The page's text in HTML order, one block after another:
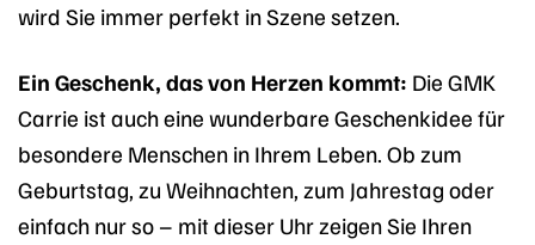
wird Sie immer perfekt in Szene setzen.
Ein Geschenk, das von Herzen kommt: Die GMK
Carrie ist auch eine wunderbare Geschenkidee für
besondere Menschen in Ihrem Leben. Ob zum
Geburtstag, zu Weihnachten, zum Jahrestag oder
einfach nur so – mit dieser Uhr zeigen Sie Ihren